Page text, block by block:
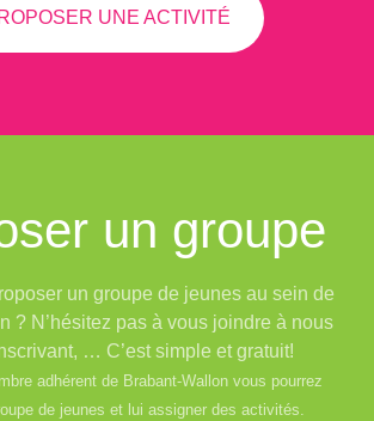
UNE ACTIVITÉ
un groupe
un groupe de jeunes au sein de
? N’hésitez pas à vous joindre à nous
… C’est simple et gratuit!
adhérent de Brabant-Wallon vous pourrez
de jeunes et lui assigner des activités.